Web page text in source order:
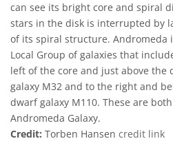
can see its bright core and spiral
stars in the disk is interrupted by
of its spiral structure. Andromeda
Local Group of galaxies that
left of the core and just above the
galaxy M32 and to the right and
dwarf galaxy M110. These are
Andromeda Galaxy.
Credit: Torben Hansen credit link